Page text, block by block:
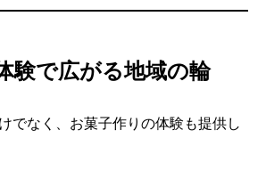
験で広がる地域の輪
でなく、お菓子作りの体験も提供し